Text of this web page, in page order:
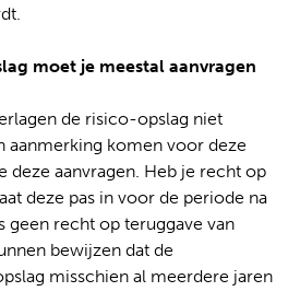
moet je meestal aanvragen
de risico-opslag niet
aanmerking komen voor deze
deze aanvragen. Heb je recht op
deze pas in voor de periode na
geen recht op teruggave van
bewijzen dat de
misschien al meerdere jaren